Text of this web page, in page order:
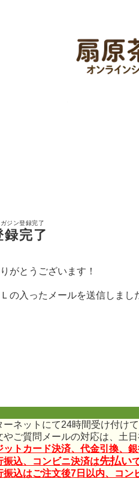
ガジン登録完了
完了
がとうございます！
の入ったメールを送信しま
ーネットにて24時間受け付け
やご質問メールの対応は、土
ットカード決済、代金引換、
込、コンビニ決済は先払い
込はご注文後7日以内、コン